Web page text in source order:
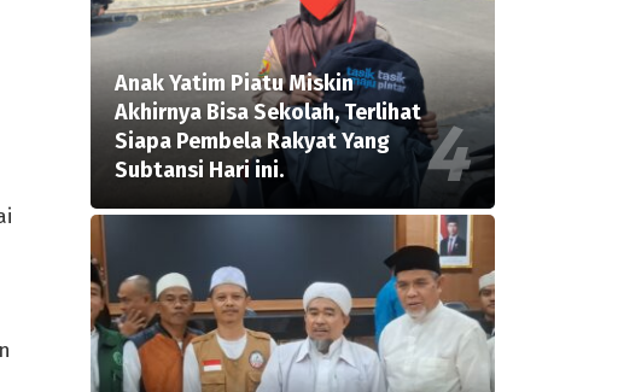
Anak Yatim Piatu Miskin
Akhirnya Bisa Sekolah, Terlihat
Siapa Pembela Rakyat Yang
Subtansi Hari ini.